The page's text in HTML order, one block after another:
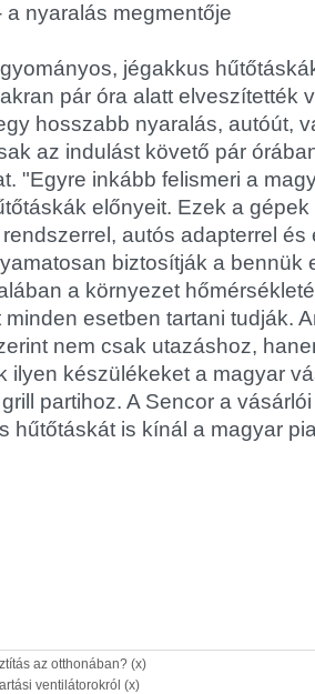
nyaralás megmentője
jégakkus
pár óra alatt elveszítették
hosszabb nyaralás, autóút,
az indulást követő pár
"Egyre inkább felismeri a
előnyeit. Ezek a
autós adapterrel
biztosítják a bennük
a környezet
minden esetben tartani tudják.
nem csak utazáshoz,
ilyen készülékeket a magyar
partihoz. A Sencor a
hűtőtáskát is kínál a magyar
az otthonában? (x)
ventilátorokról (x)